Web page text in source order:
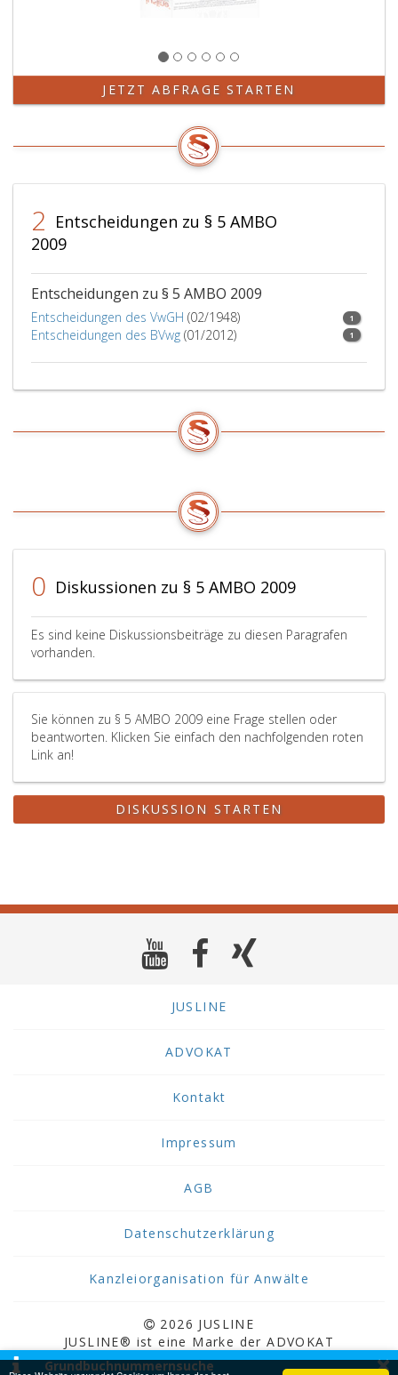
JETZT ABFRAGE STARTEN
2 Entscheidungen zu § 5 AMBO
2009
Entscheidungen zu § 5 AMBO 2009
Entscheidungen des VwGH (02/1948) 1
Entscheidungen des BVwg (01/2012) 1
0 Diskussionen zu § 5 AMBO 2009
Es sind keine Diskussionsbeiträge zu diesen Paragrafen
vorhanden.
Sie können zu § 5 AMBO 2009 eine Frage stellen oder
beantworten. Klicken Sie einfach den nachfolgenden roten
Link an!
DISKUSSION STARTEN
JUSLINE
ADVOKAT
Kontakt
Impressum
AGB
Datenschutzerklärung
Kanzleiorganisation für Anwälte
2026 JUSLINE
JUSLINE® ist eine Marke der ADVOKAT
Unternehmensberatung Greiter & Greiter GmbH.
×
Grundbuchnummernsuche